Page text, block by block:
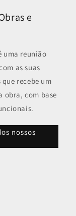
e
uma reunião
as suas
recebe um
obra, com base
nossos